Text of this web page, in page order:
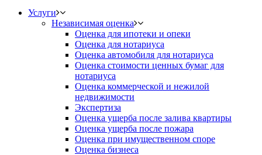
Услуги
Независимая оценка
Оценка для ипотеки и опеки
Оценка для нотариуса
Оценка автомобиля для нотариуса
Оценка стоимости ценных бумаг для
нотариуса
Оценка коммерческой и нежилой
недвижимости
Экспертиза
Оценка ущерба после залива квартиры
Оценка ущерба после пожара
Оценка при имущественном споре
Оценка бизнеса